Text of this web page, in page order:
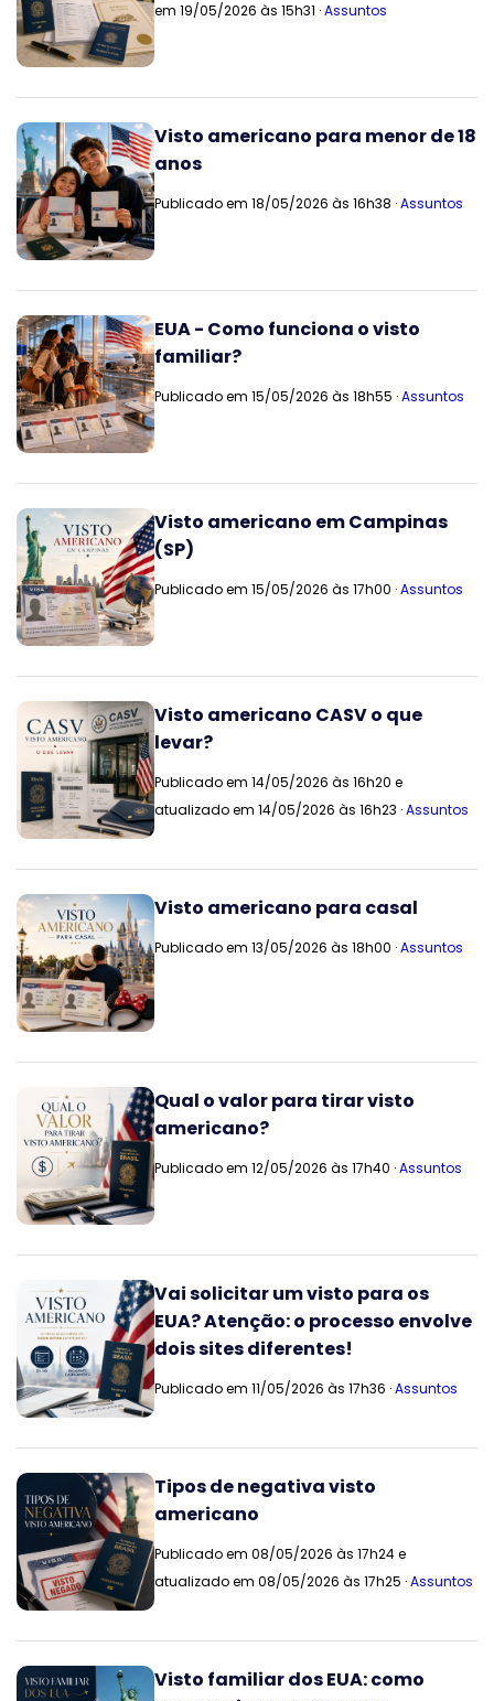
em 19/05/2026 às 15h31 ·Assuntos
Visto americano para menor de 18
anos
Publicado em 18/05/2026 às 16h38 ·Assuntos
EUA - Como funciona o visto
familiar?
Publicado em 15/05/2026 às 18h55 ·Assuntos
Visto americano em Campinas
(SP)
Publicado em 15/05/2026 às 17h00 ·Assuntos
Visto americano CASV o que
levar?
Publicado em 14/05/2026 às 16h20 e
atualizado em 14/05/2026 às 16h23 ·Assuntos
Visto americano para casal
Publicado em 13/05/2026 às 18h00 ·Assuntos
Qual o valor para tirar visto
americano?
Publicado em 12/05/2026 às 17h40 ·Assuntos
Vai solicitar um visto para os
EUA? Atenção: o processo envolve
dois sites diferentes!
Publicado em 11/05/2026 às 17h36 ·Assuntos
Tipos de negativa visto
americano
Publicado em 08/05/2026 às 17h24 e
atualizado em 08/05/2026 às 17h25 ·Assuntos
Visto familiar dos EUA: como